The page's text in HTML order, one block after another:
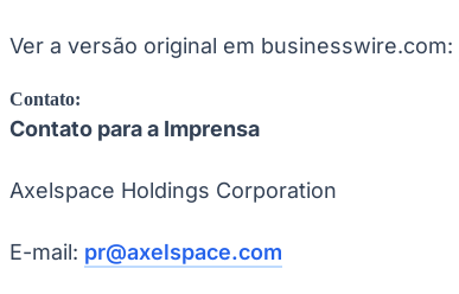
Champions League
La Liga
Bundesliga
Mundial 2026
Ver a versão original em businesswire.com:
Contato:
Contato para a Imprensa
Axelspace Holdings Corporation
E-mail: pr@axelspace.com